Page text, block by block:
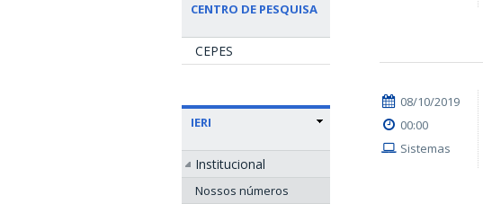
CENTRO DE PESQUISA
CEPES
IERI
Institucional
Nossos números
08/10/2019
00:00
Sistemas